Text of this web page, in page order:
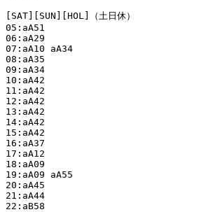
[SAT][SUN][HOL]（土日休）
05:aA51
06:aA29
07:aA10 aA34
08:aA35
09:aA34
10:aA42
11:aA42
12:aA42
13:aA42
14:aA42
15:aA42
16:aA37
17:aA12
18:aA09
19:aA09 aA55
20:aA45
21:aA44
22:aB58